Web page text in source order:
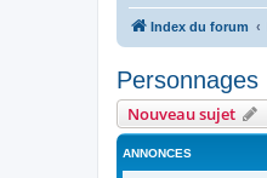
Index du forum
Personnages
Nouveau sujet
ANNONCES